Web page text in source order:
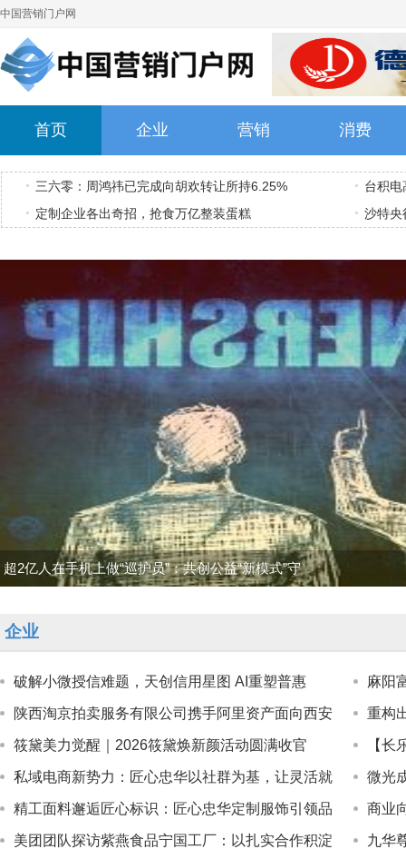
中国营销门户网
首页 企业 营销 消费
三六零：周鸿祎已完成向胡欢转让所持6.25%
台积电
定制企业各出奇招，抢食万亿整装蛋糕
沙特央
超2亿人在手机上做“巡护员”：共创公益“新模式”守
企业
破解小微授信难题，天创信用星图 AI重塑普惠 麻阳
陕西淘京拍卖服务有限公司携手阿里资产面向西安 重构
筱黛美力觉醒｜2026筱黛焕新颜活动圆满收官 【长
私域电商新势力：匠心忠华以社群为基，让灵活就 微光
精工面料邂逅匠心标识：匠心忠华定制服饰引领品 商业
美团团队探访紫燕食品宁国工厂：以扎实合作积淀 九华